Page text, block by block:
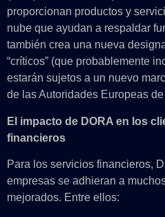
proporcionan productos y
nube que ayudan a respaldar
también crea una nueva
“críticos” (que probablemente
estarán sujetos a un nuevo
de las Autoridades Europeas
El impacto de DORA en los
financieros
Para los servicios financieros,
empresas se adhieran a
mejorados. Entre ellos: